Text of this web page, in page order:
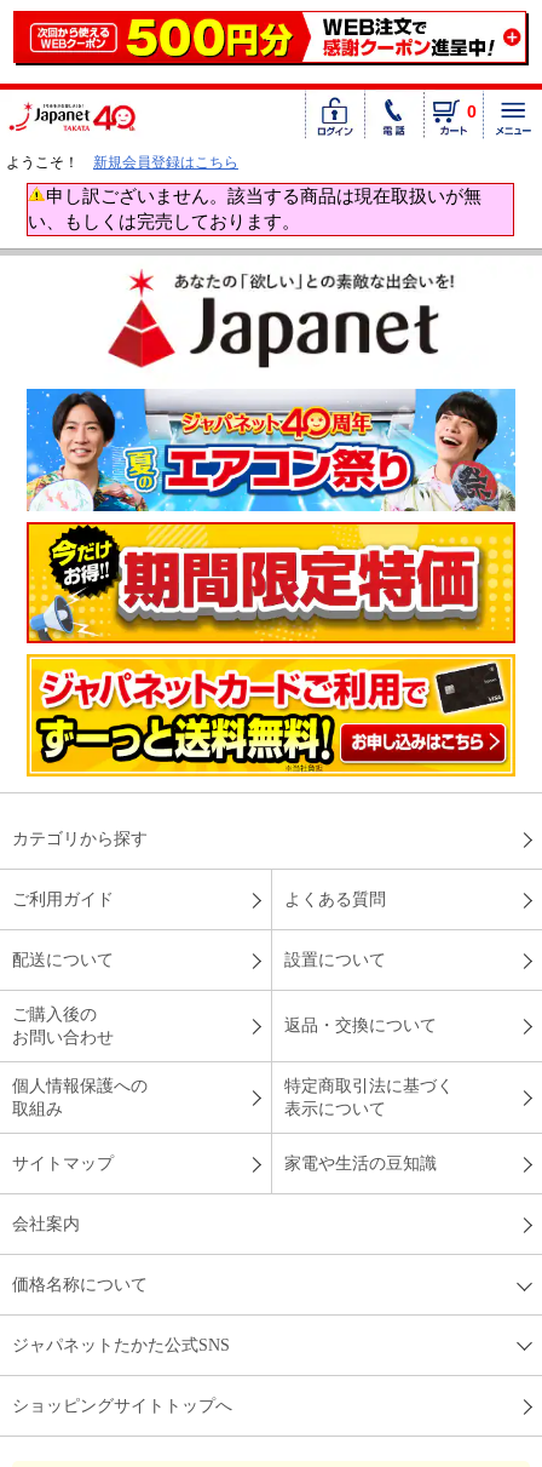
0
ようこそ！ 新規会員登録はこちら
申し訳ございません。該当する商品は現在取扱いが無
い、もしくは完売しております。
カテゴリから探す
ご利用ガイド よくある質問
配送について 設置について
ご購入後の
お問い合わせ
返品・交換について
個人情報保護への
取組み
特定商取引法に基づく
表示について
サイトマップ 家電や生活の豆知識
会社案内
価格名称について
ジャパネットたかた公式SNS
ショッピングサイトトップへ